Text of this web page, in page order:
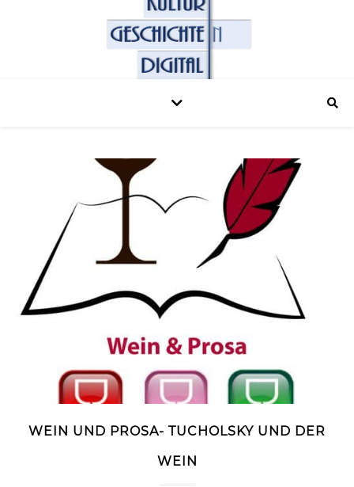
WEIN UND PROSA- TUCHOLSKY UND DER
WEIN